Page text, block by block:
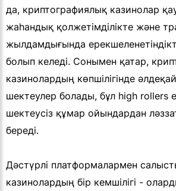
да, криптографиялық казинолар
жаһандық қолжетімділікте және
жылдамдығында
болып келеді. Сонымен қатар,
казинолардың көпшілігінде
шектеулер болады, бұл high rollers
шектеусіз құмар ойындардан
береді.
Дәстүрлі платформалармен
казинолардың бір кемшілігі -